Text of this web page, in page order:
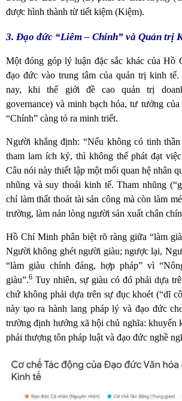
được hình thành từ tiết kiệm (Kiệm).
3. Đạo đức “Liêm – Chính” và Quản trị
Một đóng góp lý luận đặc sắc khác của Hồ
đạo đức vào trung tâm của quản trị kinh
nay, khi thế giới đề cao quản trị
governance) và minh bạch hóa, tư tưởng
“Chính” càng tỏ ra minh triết.
Người khẳng định: “Nếu không có tinh
tham lam ích kỷ, thì không thể phát đạt
Câu nói này thiết lập một mối quan hệ nhân
nhũng và suy thoái kinh tế. Tham nhũng
chỉ làm thất thoát tài sản công mà còn làm
trường, làm nản lòng người sản xuất chân
Hồ Chí Minh phân biệt rõ ràng giữa “làm
Người không ghét người giàu; ngược lại,
“làm giàu chính đáng, hợp pháp” vì
giàu”.6 Tuy nhiên, sự giàu có đó phải dựa
chứ không phải dựa trên sự đục khoét (“dĩ
này tạo ra hành lang pháp lý và đạo đức
trường định hướng xã hội chủ nghĩa: khuyến
phải thượng tôn pháp luật và đạo đức nghề